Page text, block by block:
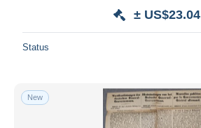
± US$23.04
Status
New